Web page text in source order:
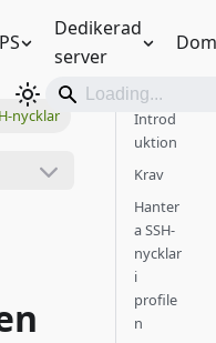
Dedikerad
server
nycklar
Introd
uktion
Krav
Hanter
a SSH-
nycklar
i
profile
n